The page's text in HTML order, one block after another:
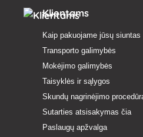
Klientams
Kaip pakuojame jūsų siuntas
Transporto galimybės
Mokėjimo galimybės
Taisyklės ir sąlygos
Skundų nagrinėjimo
Sutarties atsisakymas čia
Paslaugų apžvalga